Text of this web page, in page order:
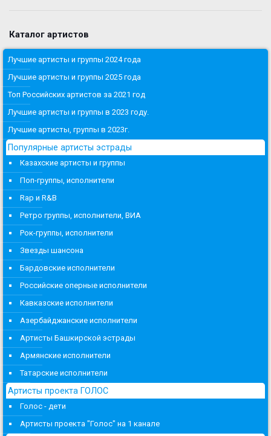
Каталог артистов
Лучшие артисты и группы 2024 года
Лучшие артисты и группы 2025 года
Топ Российских артистов за 2021 год
Лучшие артисты и группы в 2023 году.
Лучшие артисты, группы в 2023г.
Популярные артисты эстрады
Казахские артисты и группы
Поп-группы, исполнители
Rap и R&B
Ретро группы, исполнители, ВИА
Рок-группы, исполнители
Звезды шансона
Бардовские исполнители
Российские оперные исполнители
Кавказские исполнители
Азербайджанские исполнители
Артисты Башкирской эстрады
Армянские исполнители
Татарские исполнители
Артисты проекта ГОЛОС
Голос - дети
Артисты проекта "Голос" на 1 канале